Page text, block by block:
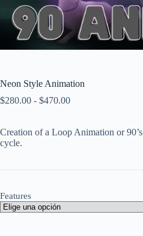
Neon Style Animation
$280.00 - $470.00Rango
desde
Creation of a Loop Animation or
cycle.
Features